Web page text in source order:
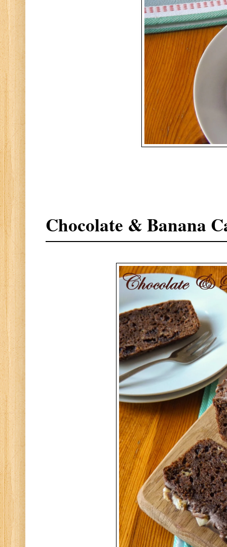
Chocolate & Banana